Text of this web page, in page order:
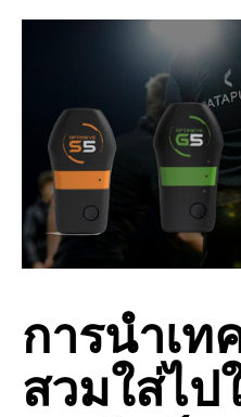
การนำเท
สวมใส่ไป